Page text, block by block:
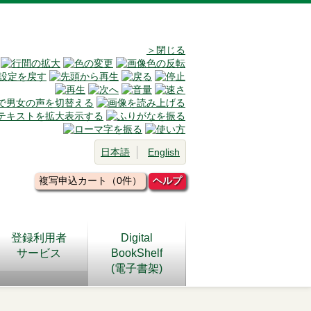
＞閉じる
日本語 English
複写申込カート（0件） ヘルプ
登録利用者
サービス
Digital
BookShelf
(電子書架)